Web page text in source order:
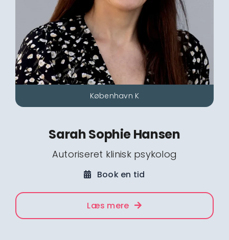
København K
Sarah Sophie Hansen
Autoriseret klinisk psykolog
Book en tid
Læs mere